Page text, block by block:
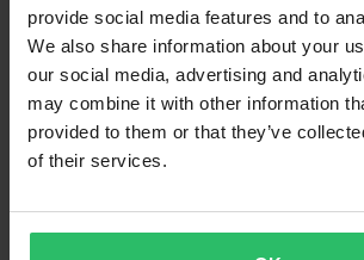
provide social media features and to
We also share information about your
our social media, advertising and
may combine it with other information
provided to them or that they’ve
of their services.
Från95 kr
99 kr
2 Recensioner
T-Koppling För Bensinslang JMP 10-
149 kr
Koppling För
Pack